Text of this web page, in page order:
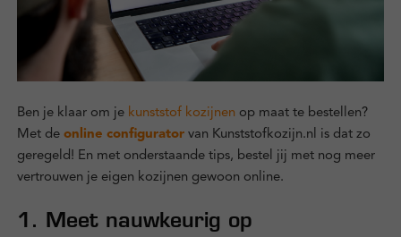
Kennisbank
Over ons
Contact
Inloggen
Ben je klaar om je kunststof kozijnen op maat te bestellen?
Met de online configuratorvan Kunststofkozijn.nl is dat zo
geregeld! En met onderstaande tips, bestel jij met nog meer
vertrouwen je eigen kozijnen gewoon online.
1. Meet nauwkeurig op